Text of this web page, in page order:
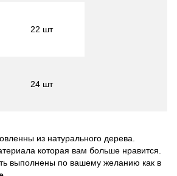
22 шт
24 шт
из натурального дерева.
которая вам больше нравится.
выполнены по вашему желанию как в